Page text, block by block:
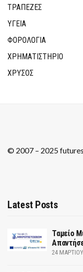
ΤΡΆΠΕΖΕΣ
ΥΓΕΙΑ
ΦΟΡΟΛΟΓΙΑ
ΧΡΗΜΑΤΙΣΤΗΡΙΟ
ΧΡΥΣΟΣ
© 2007 – 2025
Latest Posts
Ταμείο
24